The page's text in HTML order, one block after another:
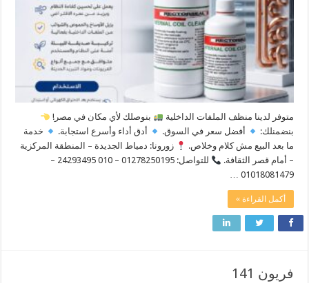
متوفر لدينا منظف الملفات الداخلية
بنوصلك لأي مكان في مصر! ​
بنضمنلك:
أفضل سعر في السوق. أدق أداء وأسرع استجابة.
خدمة
ما بعد البيع مش كلام وخلاص. ​
زورونا: دمياط الجديدة – المنطقة المركزية
– أمام قصر الثقافة.
للتواصل: 01278250195 – 010 24293495 –
01018081479 …
أكمل القراءة »
فريون 141